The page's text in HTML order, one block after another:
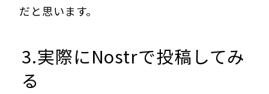
だと思います。
3.実際にNostrで投稿してみ
る